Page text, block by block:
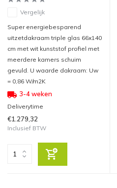
Vergelijk
Super energiebesparend
uitzetdakraam triple glas 66x140
cm met wit kunststof profiel met
meerdere kamers schuim
gevuld. U waarde dakraam: Uw
= 0,86 W/m2K
3-4 weken
Deliverytime
€1.279,32
Inclusief BTW